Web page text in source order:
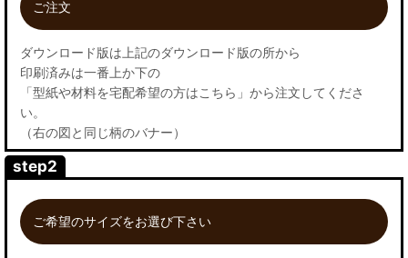
ご注文
ダウンロード版は上記のダウンロード版の所から
印刷済みは一番上か下の
「型紙や材料を宅配希望の方はこちら」から注文してくださ
い。
（右の図と同じ柄のバナー）
step2
ご希望のサイズをお選び下さい